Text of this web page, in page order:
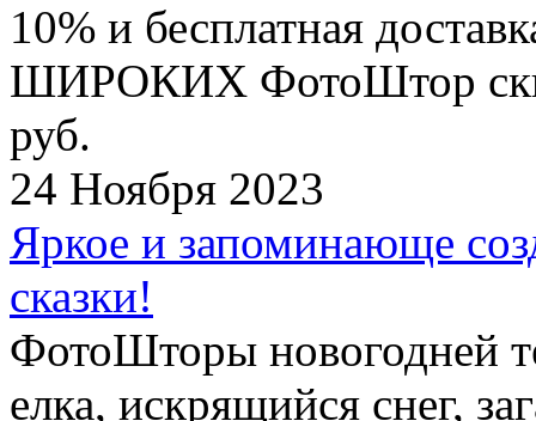
10% и бесплатная
ШИРОКИХ ФотоШтор
руб.
24 Ноября 2023
Яркое и запоминающе
сказки!
ФотоШторы новогодней
елка, искрящийся снег,